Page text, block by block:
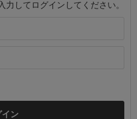
力してログインしてください。